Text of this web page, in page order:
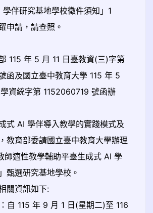
伴研究基地學校徵件須知」1
申請，請查照。
115 年 5 月 11 日臺教資(三)字第
函及國立臺中教育大學 115 年 5
資統字第 1152060719 號函辦
式 AI 學伴導入教學的實踐模式及
教育部委請國立臺中教育大學辦理
師適性教學輔助平臺生成式 AI 學
甄選研究基地學校。
關資訊如下:
自 115 年 9 月 1 日(星期二)至 116